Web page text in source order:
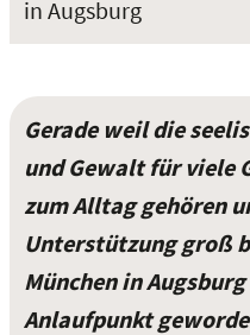
in Augsburg
Gerade weil die
und Gewalt für viele
zum Alltag gehören
Unterstützung groß
München in
Anlaufpunkt